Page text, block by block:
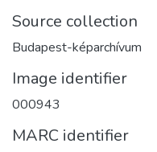
Source collection
Budapest-képarchívum
Image identifier
000943
MARC identifier